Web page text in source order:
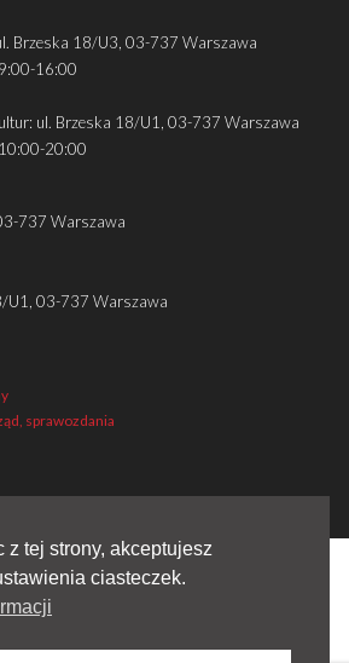
Brzeska 18/U3, 03-737 Warszawa
16:00
ul. Brzeska 18/U1, 03-737 Warszawa
20:00
737 Warszawa
U1, 03-737 Warszawa
sprawozdania
z tej strony, akceptujesz
ciasteczek.